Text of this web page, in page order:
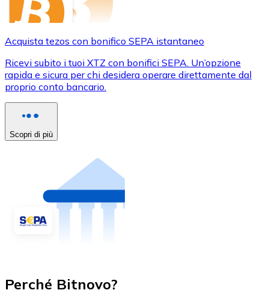
Acquista tezos con bonifico SEPA istantaneo
Ricevi subito i tuoi XTZ con bonifici SEPA. Un’opzione
rapida e sicura per chi desidera operare direttamente dal
proprio conto bancario.
Scopri di più
Perché Bitnovo?